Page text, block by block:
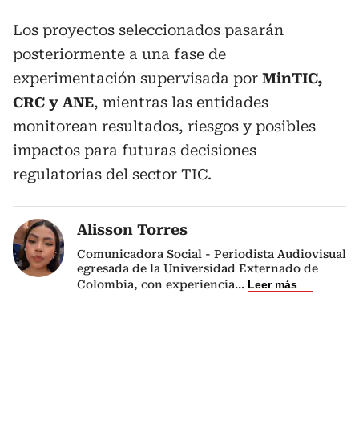
Los proyectos seleccionados pasarán
posteriormente a una fase de
experimentación supervisada por MinTIC,
CRC y ANE, mientras las entidades
monitorean resultados, riesgos y posibles
impactos para futuras decisiones
regulatorias del sector TIC.
Alisson Torres
Comunicadora Social - Periodista Audiovisual
egresada de la Universidad Externado de
Colombia, con experiencia... Leer más